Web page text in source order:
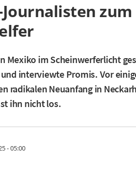
zum
Mexiko im Scheinwerferlicht
interviewte Promis. Vor
radikalen Neuanfang in
ihn nicht los.
- 05:00